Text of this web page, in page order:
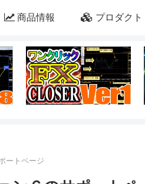
商品情報 プロダクト
ートページ